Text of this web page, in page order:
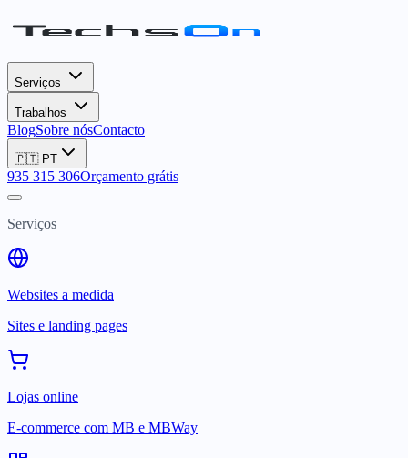
Serviços
Trabalhos
BlogSobre nósContacto
🇵🇹 PT
935 315 306Orçamento grátis
Serviços
Websites a medida
Sites e landing pages
Lojas online
E-commerce com MB e MBWay